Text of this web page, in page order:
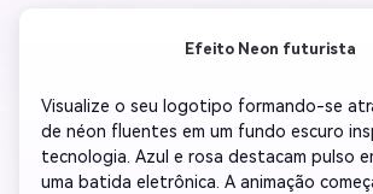
Efeito Neon futurista
Visualize o seu logotipo formando-se
de néon fluentes em um fundo escuro
tecnologia. Azul e rosa destacam pulso
uma batida eletrônica. A animação